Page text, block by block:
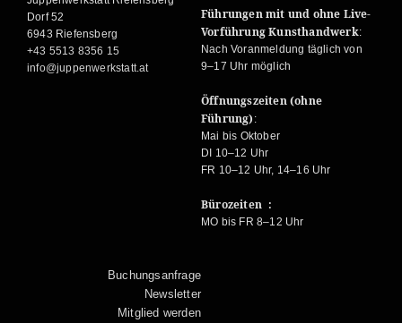
Dorf 52
6943 Riefensberg
+43 5513 8356 15
info@juppenwerkstatt.at
Führungen mit und ohne Live-
Vorführung Kunsthandwerk:
Nach Voranmeldung täglich von
9–17 Uhr möglich
Öffnungszeiten (ohne
Führung) :
Mai bis Oktober
DI 10–12 Uhr
FR 10–12 Uhr, 14–16 Uhr
Bürozeiten :
MO bis FR 8–12 Uhr
Buchungsanfrage
Newsletter
Mitglied werden